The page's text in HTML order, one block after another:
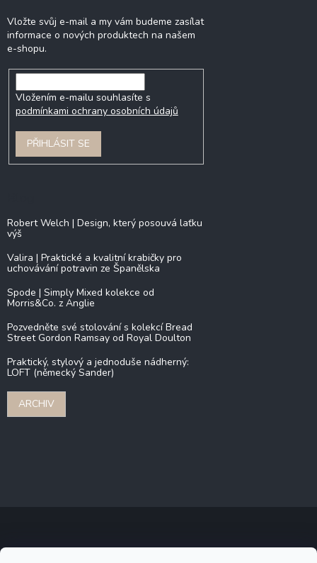
Vložte svůj e-mail a my vám budeme zasílat
informace o nových produktech na našem
e-shopu.
Vložením e-mailu souhlasíte s
podmínkami ochrany osobních údajů
PŘIHLÁSIT SE
Robert Welch | Design, který posouvá laťku
výš
Valira | Praktické a kvalitní krabičky pro
uchovávání potravin ze Španělska
Spode | Simply Mixed kolekce od
Morris&Co. z Anglie
Pozvedněte své stolování s kolekcí Bread
Street Gordon Ramsay od Royal Doulton
Praktický, stylový a jednoduše nádherný:
LOFT (německý Sander)
ARCHIV